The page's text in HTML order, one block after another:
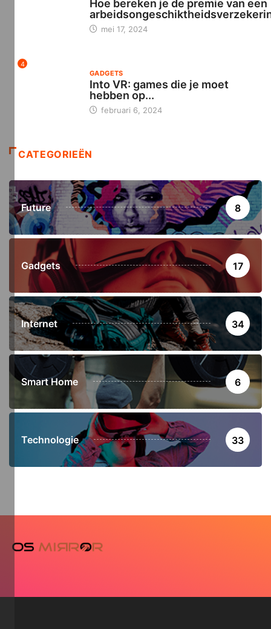
Hoe bereken je de premie van een
mei 17, 2024
4
GADGETS
Into VR: games die je moet
hebben op...
februari 6, 2024
CATEGORIEËN
Future 8
Gadgets 17
Internet 34
Smart Home 6
Technologie 33